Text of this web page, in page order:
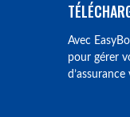
Avec
pour gérer
d’assurance